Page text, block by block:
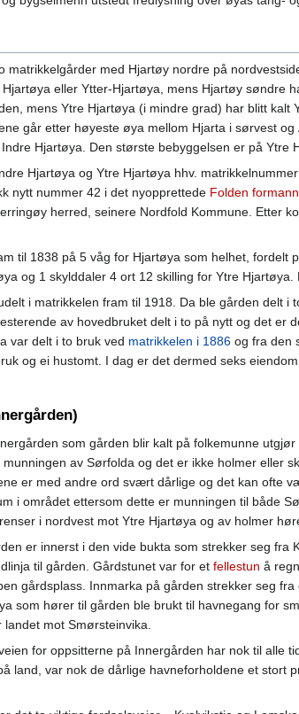
matrikkelgårder med Hjartøy nordre på
eller Ytter-Hjartøya, mens Hjartøy søndre
mens Ytre Hjartøya (i mindre grad) har blitt kalt
går etter høyeste øya mellom Hjarta i sørvest
Hjartøya. Den største bebyggelsen er på Ytre
Hjartøya og Ytre Hjartøya hhv.
nytt nummer 42 i det nyopprettede Folden
herred, seinere Nordfold Kommune. Etter
til 1838 på 5 våg for Hjartøya som helhet, fordelt
og 1 skylddaler 4 ort 12 skilling for Ytre
i matrikkelen fram til 1918. Da ble gården delt i
av hovedbruket delt i to på nytt og det er
var delt i to bruk ved matrikkelen i 1886 og fra den
og ei hustomt. I dag er det dermed seks
som gården blir kalt på folkemunne
av Sørfolda og det er ikke holmer eller
er med andre ord svært dårlige og det kan ofte
i området ettersom dette er munningen til både
i nordvest mot Ytre Hjartøya og av holmer
er innerst i den vide bukta som strekker seg fra
til gården. Gårdstunet var for et fellestun å
gårdsplass. Innmarka på gården strekker seg
som hører til gården ble brukt til havnegang for
mot Smørsteinvika.
for oppsitterne på Innergården har nok til alle
land, var nok de dårlige havneforholdene et